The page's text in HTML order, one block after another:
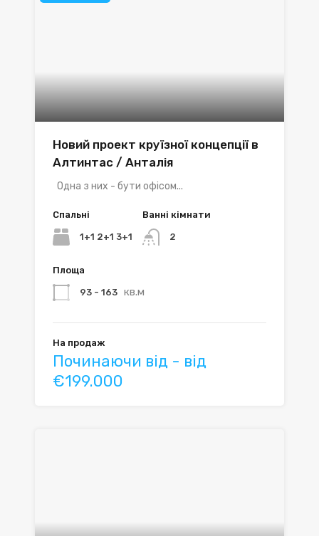
Новий проект круїзної концепції в
Алтинтас / Анталія
Одна з них - бути офісом...
Спальні
1+1 2+1 3+1
Ванні кімнати
2
Площа
93 - 163 кв.м
На продаж
Починаючи від - від
€199.000